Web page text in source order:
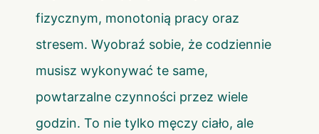
fizycznym, monotonią pracy oraz
stresem. Wyobraź sobie, że codziennie
musisz wykonywać te same,
powtarzalne czynności przez wiele
godzin. To nie tylko męczy ciało, ale